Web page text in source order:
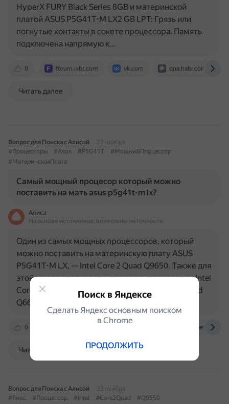
0 forum.ixbt.com vk.com qna.habr.com
HyperX FURY Black Series 8GB и материнской
платой ASUS P5G41T-M LX2 GB LPT: Грязь или
погнутые контакты в сокете процессора. Память
подключена напрямую к…
Читать далее
Вопрос для Поиска с Алисой
22 ноября
#Процессоры
#Asus #P5G41T
#МощныйПроцессор
#МатеринскаяПлата
Самый мощный процесор который можно
поставить на мать asus p5g41t-m lx?
Алиса
На основе источников, возможны неточности
0 www.cyberforum.ru
Один из самых мощных процессоров, который
можно поставить на материнскую плату ASUS
P5G41T-M LX, — Intel Core 2 Quad Q9650. Также для
этой модели подходят, например, процессоры Intel
Core 2 Extreme QX9770 (3,2 ГГц), Intel Core 2 Quad
Q6600 (2,4…
Читать далее
Вопрос для Поиска с Алисой
22 ноября
#Биос
#Процессор #Intel #Core2Quad
#Q9550
Поиск в Яндексе
Сделать Яндекс основным поиском
в Сhrome
ПРОДОЛЖИТЬ